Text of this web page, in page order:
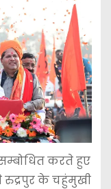
करते हुए
के चहुंमुखी